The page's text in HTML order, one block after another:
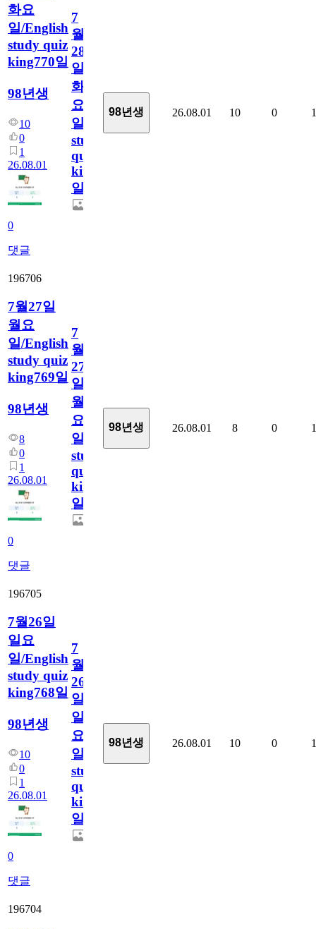
화요
일/English
study quiz
king770일
98년생
10
0
1
26.08.01
0
댓글
7
월
28
일
화
요
일/English
study
quiz
king770
일
98년생 26.08.01 10 0 1
196706
7월27일
월요
일/English
study quiz
king769일
98년생
8
0
1
26.08.01
0
댓글
7
월
27
일
월
요
일/English
study
quiz
king769
일
98년생 26.08.01 8 0 1
196705
7월26일
일요
일/English
study quiz
king768일
98년생
10
0
1
26.08.01
0
댓글
7
월
26
일
일
요
일/English
study
quiz
king768
일
98년생 26.08.01 10 0 1
196704